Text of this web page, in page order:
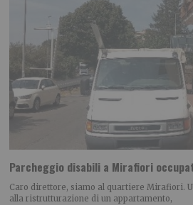
Parcheggio disabili a Mirafiori
Caro direttore, siamo al quartiere Mirafiori.
alla ristrutturazione di un appartamento,